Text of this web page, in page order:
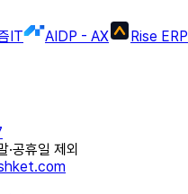
IT AIDP - AX Rise ERP
·공휴일 제외